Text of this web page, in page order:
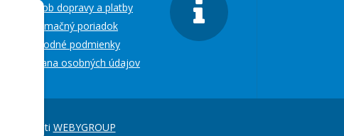
Spôsob dopravy a platby
Reklamačný poriadok
Obchodné podmienky
Ochrana osobných údajov
spoločnosti WEBYGROUP